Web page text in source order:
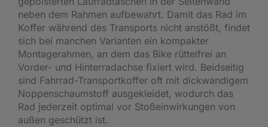
neben dem Rahmen aufbewahrt. Damit das Rad im
Koffer während des Transports nicht anstößt, findet
sich bei manchen Varianten ein kompakter
Montagerahmen, an dem das Bike rüttelfrei an
Vorder- und Hinterradachse fixiert wird. Beidseitig
sind Fahrrad-Transportkoffer oft mit dickwandigem
Noppenschaumstoff ausgekleidet, wodurch das
Rad jederzeit optimal vor Stoßeinwirkungen von
außen geschützt ist.